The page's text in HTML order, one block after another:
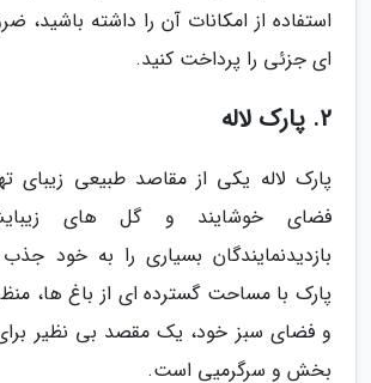
استفاده از امکانات آن را داشته باشید،
ای جزئی را پرداخت کنید.
2. پارک لاله
پارک لاله یکی از مقاصد طبیعی زیبای
فضای خوشایند و گل های
بازدیدنمایندگان بسیاری را به خود
پارک با مساحت گسترده ای از باغ ها،
و فضای سبز خود، یک مقصد بی نظیر
بخش و سرگرمیی است.